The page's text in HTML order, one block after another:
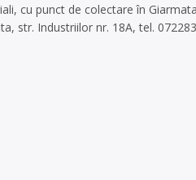
cu punct de colectare în
str. Industriilor nr. 18A, tel.